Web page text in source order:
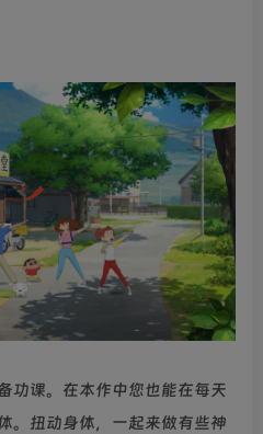
功课。在本作中您也能在每天
。扭动身体，一起来做有些神